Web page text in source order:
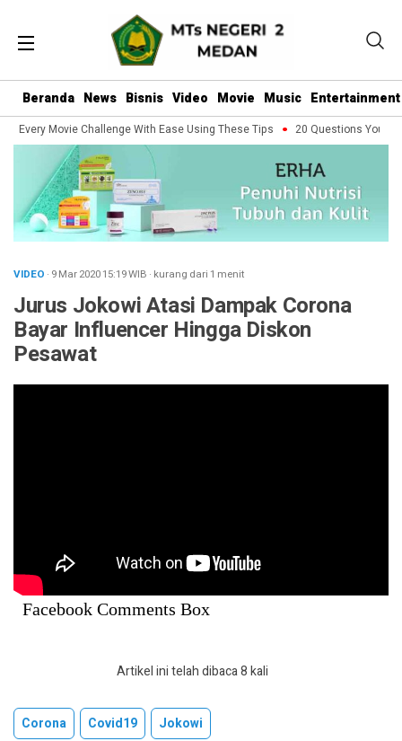
Beranda News Bisnis Video Movie Music Entertainment
Every Movie Challenge With Ease Using These Tips 20 Questions You
VIDEO · 9 Mar 202015:19WIB · kurang dari 1 menit
Jurus Jokowi Atasi Dampak Corona
Bayar Influencer Hingga Diskon
Pesawat
Facebook Comments Box
Artikel ini telah dibaca 8 kali
Corona Covid19 Jokowi